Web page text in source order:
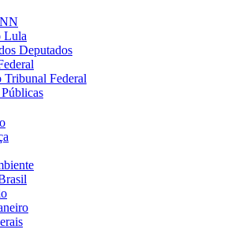
Lula
Deputados
Tribunal Federal